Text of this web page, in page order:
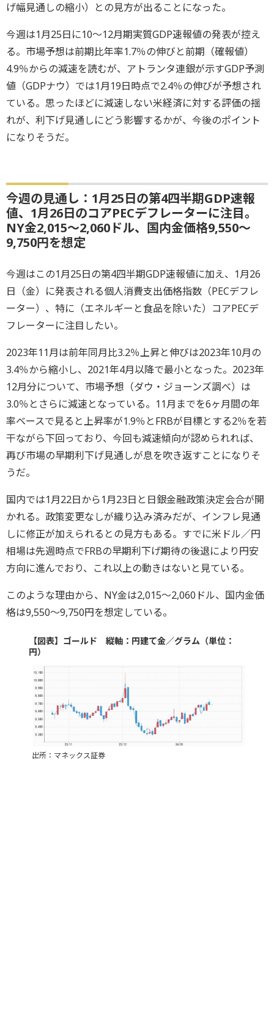
げ幅見通しの縮小）との見方が出ることになった。
今週は1月25日に10～12月期実質GDP速報値の発表が控え
る。市場予想は前期比年率1.7％の伸びと前期（確報値）
4.9％からの減速を読むが、アトランタ連銀が示すGDP予測
値（GDPナウ）では1月19日時点で2.4％の伸びが予想され
ている。思ったほどに減速しない米経済に対する評価の揺
れが、利下げ見通しにどう影響するかが、今後のポイント
になりそうだ。
今週の見通し：1月25日の第4四半期GDP速報
値、1月26日のコアPECデフレーターに注目。
NY金2,015～2,060ドル、国内金価格9,550～
9,750円を想定
今週はこの1月25日の第4四半期GDP速報値に加え、1月26
日（金）に発表される個人消費支出価格指数（PECデフレ
ーター）、特に（エネルギーと食品を除いた）コアPECデ
フレーターに注目したい。
2023年11月は前年同月比3.2％上昇と伸びは2023年10月の
3.4％から縮小し、2021年4月以降で最小となった。2023年
12月分について、市場予想（ダウ・ジョーンズ調べ）は
3.0％とさらに減速となっている。11月までを6ヶ月間の年
率ベースで見ると上昇率が1.9％とFRBが目標とする2％を若
干ながら下回っており、今回も減速傾向が認められれば、
再び市場の早期利下げ見通しが息を吹き返すことになりそ
うだ。
国内では1月22日から1月23日と日銀金融政策決定会合が開
かれる。政策変更なしが織り込み済みだが、インフレ見通
しに修正が加えられるとの見方もある。すでに米ドル／円
相場は先週時点でFRBの早期利下げ期待の後退により円安
方向に進んでおり、これ以上の動きはないと見ている。
このような理由から、NY金は2,015～2,060ドル、国内金価
格は9,550～9,750円を想定している。
【図表】ゴールド 縦軸：円建て金／グラム（単位：
円）
出所：マネックス証券